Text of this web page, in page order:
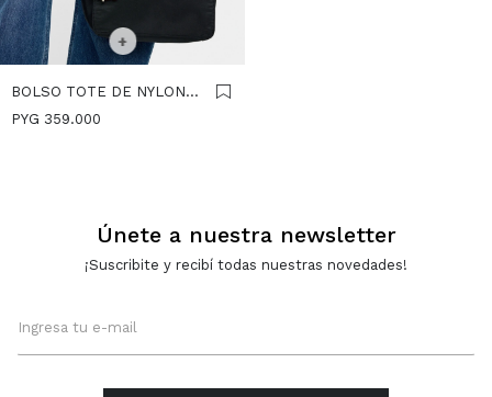
SELECCIONAR TALLE
+
BOLSO TOTE DE NYLON
CON COLGANTE - NEGRO
PYG 359.000
Únete a nuestra newsletter
¡Suscribite y recibí todas nuestras novedades!